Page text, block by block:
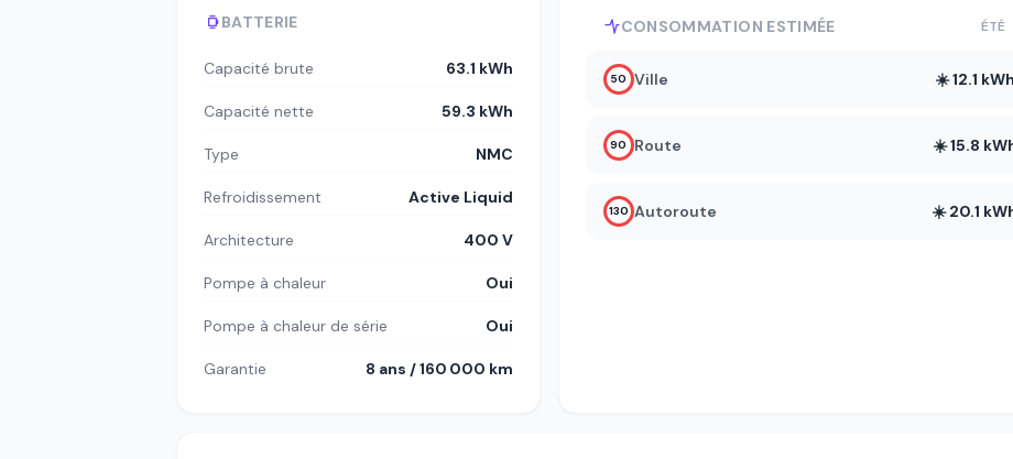
BATTERIE
Capacité brute 63.1 kWh
Capacité nette 59.3 kWh
Type NMC
Refroidissement Active Liquid
Architecture 400 V
Pompe à chaleur Oui
Pompe à chaleur de série Oui
Garantie 8 ans / 160 000 km
CONSOMMATION ESTIMÉE ÉTÉ
50 Ville ☀️ 12.1
90 Route ☀️ 15.8
130 Autoroute ☀️ 20.1